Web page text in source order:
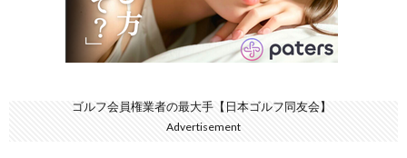
ゴルフ会員権業者の最大手【日本ゴルフ同友会】
Advertisement